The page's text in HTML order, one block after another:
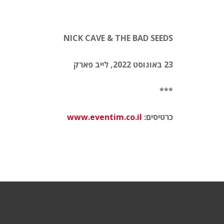
NICK CAVE & THE BAD SEEDS
23 באוגוסט 2022, לייב פארק
***
כרטיסים: www.eventim.co.il